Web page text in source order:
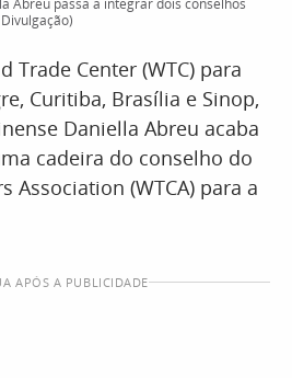
Abreu passa a integrar dois conselhos
Trade Center (WTC) para
Curitiba, Brasília e Sinop,
Daniella Abreu acaba
cadeira do conselho do
Association (WTCA) para a
APÓS A PUBLICIDADE